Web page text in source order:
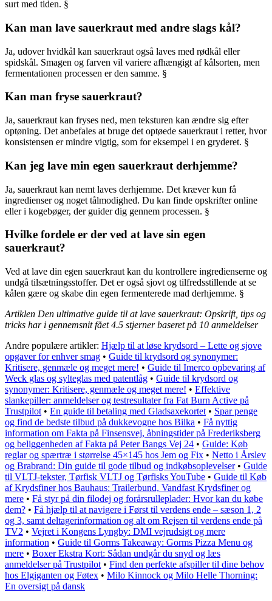
surt med tiden. §
Kan man lave sauerkraut med andre slags kål?
Ja, udover hvidkål kan sauerkraut også laves med rødkål eller
spidskål. Smagen og farven vil variere afhængigt af kålsorten, men
fermentationen processen er den samme. §
Kan man fryse sauerkraut?
Ja, sauerkraut kan fryses ned, men teksturen kan ændre sig efter
optøning. Det anbefales at bruge det optøede sauerkraut i retter, hvor
konsistensen er mindre vigtig, som for eksempel i en gryderet. §
Kan jeg lave min egen sauerkraut derhjemme?
Ja, sauerkraut kan nemt laves derhjemme. Det kræver kun få
ingredienser og noget tålmodighed. Du kan finde opskrifter online
eller i kogebøger, der guider dig gennem processen. §
Hvilke fordele er der ved at lave sin egen
sauerkraut?
Ved at lave din egen sauerkraut kan du kontrollere ingredienserne og
undgå tilsætningsstoffer. Det er også sjovt og tilfredsstillende at se
kålen gære og skabe din egen fermenterede mad derhjemme. §
Artiklen Den ultimative guide til at lave sauerkraut: Opskrift, tips og
tricks har i gennemsnit fået4.5 stjerner baseret på 10 anmeldelser
Andre populære artikler: Hjælp til at løse krydsord – Lette og sjove
opgaver for enhver smag • Guide til krydsord og synonymer:
Kritisere, genmæle og meget mere! • Guide til Imerco opbevaring af
Weck glas og sylteglas med patentlåg • Guide til krydsord og
synonymer: Kritisere, genmæle og meget mere! • Effektive
slankepiller: anmeldelser og testresultater fra Fat Burn Active på
Trustpilot • En guide til betaling med Gladsaxekortet • Spar penge
og find de bedste tilbud på dukkevogne hos Bilka • Få nyttig
information om Fakta på Finsensvej, åbningstider på Frederiksberg
og beliggenheden af Fakta på Peter Bangs Vej 24 • Guide: Køb
reglar og spærtræ i størrelse 45×145 hos Jem og Fix • Netto i Årslev
og Brabrand: Din guide til gode tilbud og indkøbsoplevelser• Guide
til VLTJ-tekster, Tørfisk VLTJ og Tørfisks YouTube • Guide til Køb
af Krydsfiner hos Bauhaus: Trailerbund, Vandfast Krydsfiner og
mere • Få styr på din filodej og forårsrulleplader: Hvor kan du købe
dem? • Få hjælp til at navigere i Først til verdens ende – sæson 1, 2
og 3, samt deltagerinformation og alt om Rejsen til verdens ende på
TV2 • Vejret i Kongens Lyngby: DMI vejrudsigt og mere
information • Guide til Gorms Takeaway: Gorms Pizza Menu og
mere • Boxer Ekstra Kort: Sådan undgår du snyd og læs
anmeldelser på Trustpilot • Find den perfekte afspiller til dine behov
hos Elgiganten og Føtex • Milo Kinnock og Milo Helle Thorning:
En oversigt på dansk